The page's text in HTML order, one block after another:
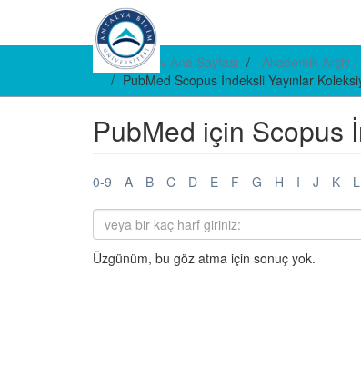
E-arşiv Ana Sayfası Akademik Arşiv
PubMed Scopus İndeksli Yayınlar
PubMed için Scopus
0-9 A B C D E F G H I J K L
Üzgünüm, bu göz atma için sonuç yok.